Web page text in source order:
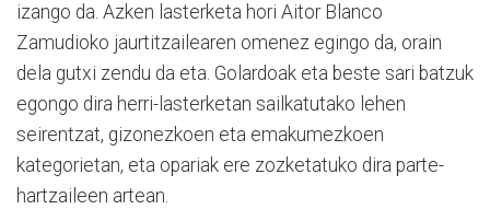
izango da. Azken lasterketa hori Aitor Blanco
Zamudioko jaurtitzailearen omenez egingo da, orain
dela gutxi zendu da eta. Golardoak eta beste sari batzuk
egongo dira herri-lasterketan sailkatutako lehen
seirentzat, gizonezkoen eta emakumezkoen
kategorietan, eta opariak ere zozketatuko dira parte-
hartzaileen artean.